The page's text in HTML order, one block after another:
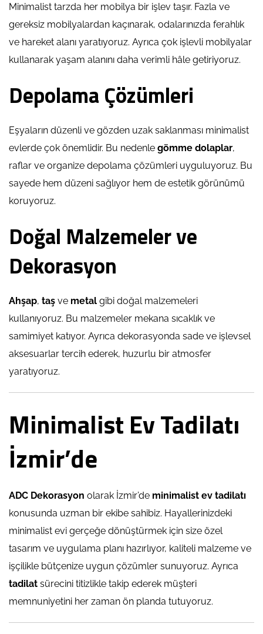
Minimalist tarzda her mobilya bir işlev taşır. Fazla ve
gereksiz mobilyalardan kaçınarak, odalarınızda ferahlık
ve hareket alanı yaratıyoruz. Ayrıca çok işlevli mobilyalar
kullanarak yaşam alanını daha verimli hâle getiriyoruz.
Depolama Çözümleri
Eşyaların düzenli ve gözden uzak saklanması minimalist
evlerde çok önemlidir. Bu nedenle gömme dolaplar,
raflar ve organize depolama çözümleri uyguluyoruz. Bu
sayede hem düzeni sağlıyor hem de estetik görünümü
koruyoruz.
Doğal Malzemeler ve
Dekorasyon
Ahşap, taş ve metal gibi doğal malzemeleri
kullanıyoruz. Bu malzemeler mekana sıcaklık ve
samimiyet katıyor. Ayrıca dekorasyonda sade ve işlevsel
aksesuarlar tercih ederek, huzurlu bir atmosfer
yaratıyoruz.
Minimalist Ev Tadilatı
İzmir’de
ADC Dekorasyon olarak İzmir’de minimalist ev tadilatı
konusunda uzman bir ekibe sahibiz. Hayallerinizdeki
minimalist evi gerçeğe dönüştürmek için size özel
tasarım ve uygulama planı hazırlıyor, kaliteli malzeme ve
işçilikle bütçenize uygun çözümler sunuyoruz. Ayrıca
tadilat sürecini titizlikle takip ederek müşteri
memnuniyetini her zaman ön planda tutuyoruz.